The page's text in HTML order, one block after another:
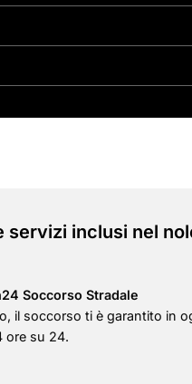
servizi inclusi nel
Soccorso Stradale
il soccorso ti è garantito in
ore su 24.